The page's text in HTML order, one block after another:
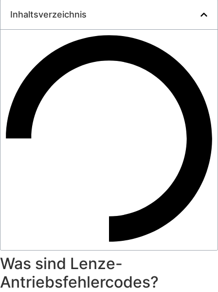
Inhaltsverzeichnis
Was sind Lenze-
Antriebsfehlercodes?